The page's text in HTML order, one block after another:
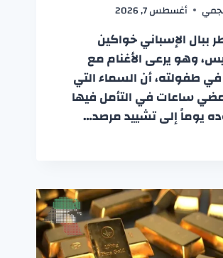
أغسطس 7, 2026
ببال الإسباني خواكين
وهو يرعى الأغنام مع
طفولته، أن السماء التي
ساعات في التأمل فيها
يوماً إلى تشييد مرصد…